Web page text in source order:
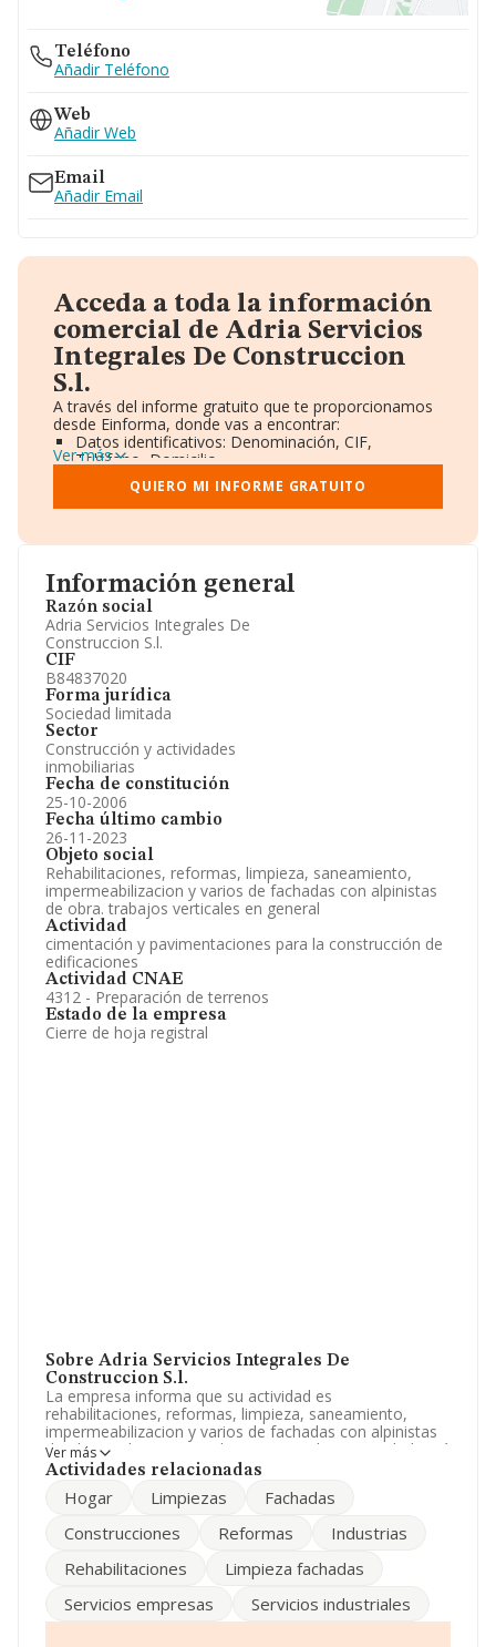
Información general
Razón social
Adria Servicios Integrales De
Construccion S.l.
CIF
B84837020
Forma jurídica
Sociedad limitada
Sector
Construcción y actividades
inmobiliarias
Fecha de constitución
25-10-2006
Fecha último cambio
26-11-2023
Objeto social
Rehabilitaciones, reformas, limpieza, saneamiento,
impermeabilizacion y varios de fachadas con alpinistas
de obra. trabajos verticales en general
Actividad
cimentación y pavimentaciones para la construcción de
edificaciones
Actividad CNAE
4312 - Preparación de terrenos
Estado de la empresa
Cierre de hoja registral
Sobre Adria Servicios Integrales De
Construccion S.l.
La empresa informa que su actividad es
rehabilitaciones, reformas, limpieza, saneamiento,
impermeabilizacion y varios de fachadas con alpinistas
de obra. trabajos verticales en general. La sociedad está
inscrita en el Registro Mercantil como Sociedad
'Preparación de terrenos'. La sociedad no tiene actividad
Construcción S.L, con NIF B84837020, está situada en
municipio de Madrid, Madrid.
Ver más
Actividades relacionadas
Hogar Limpiezas
Fachadas
Construcciones
Reformas
Industrias
Rehabilitaciones
Limpieza fachadas
Servicios empresas
Servicios industriales
Teléfono
Añadir Teléfono
Web
Añadir Web
Email
Añadir Email
Acceda a toda la información
comercial de Adria Servicios
Integrales De Construccion
S.l.
A través del informe gratuito que te proporcionamos
desde Einforma, donde vas a encontrar:
Datos identificativos: Denominación, CIF,
Teléfono, Domicilio.
Informe Mercantil Completo (BORME).
Gráficos de Evolución Ventas y Empleados.
Consejo de Administración y Administradores.
Accionistas.
Artículos de prensa publicados sobre la empresa.
Información oficial y registral complementaria.
Ver más
QUIERO MI INFORME GRATUITO